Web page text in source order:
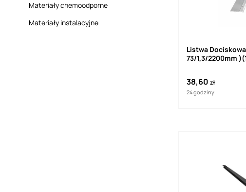
Materiały chemoodporne
Materiały instalacyjne
Listwa
73/1,3/2200mm
38,60 zł
24 godziny